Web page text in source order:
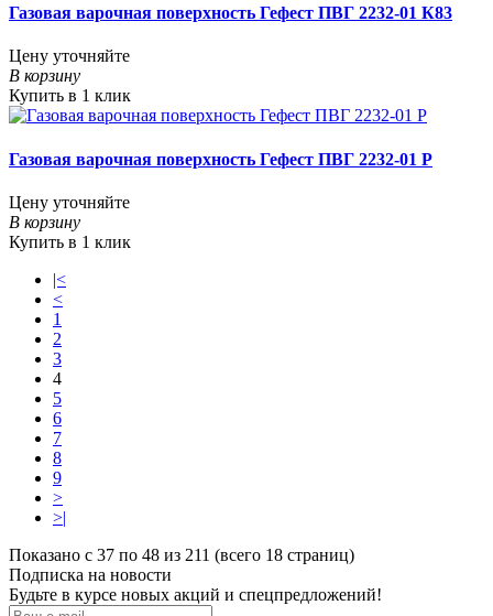
Газовая варочная поверхность Гефест ПВГ 2232-01 К83
Цену уточняйте
В корзину
Купить в 1 клик
Газовая варочная поверхность Гефест ПВГ 2232-01 Р
Цену уточняйте
В корзину
Купить в 1 клик
|<
<
1
2
3
4
5
6
7
8
9
>
>|
Показано с 37 по 48 из 211 (всего 18 страниц)
Подписка на новости
Будьте в курсе новых акций и спецпредложений!